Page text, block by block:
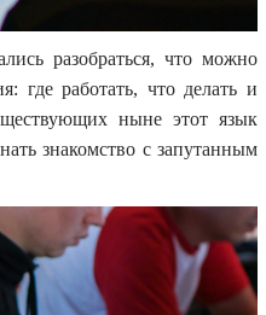
разобраться, что можно
где работать, что делать и
ныне этот язык
знакомство с запутанным